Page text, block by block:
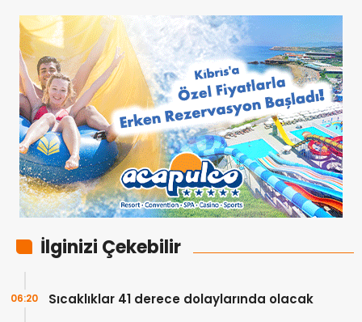
İlginizi Çekebilir
Sıcaklıklar 41 derece dolaylarında olacak
06:20